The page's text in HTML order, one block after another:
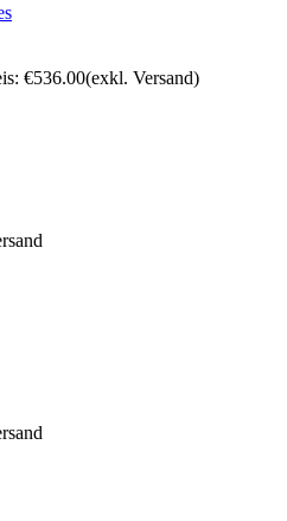
: €536.00(exkl. Versand)